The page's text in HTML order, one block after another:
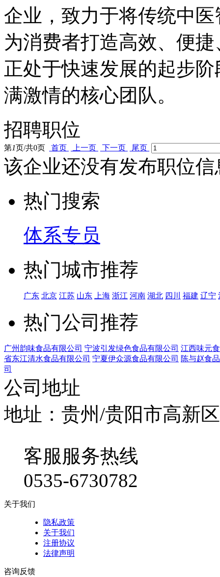
企业，致力于将传统中
为消费者打造高效、便
正处于快速发展的起步
满激情的核心团队。
招聘职位
第1页/共0页 首页 上一页 下一页 尾页
该企业还没有发布职位信
热门搜索
体系专员
热门城市推荐
广东 北京 江苏 山东 上海 浙江 河南 湖北 四川 福建 辽宁
热门公司推荐
广州韵味食品有限公司 宁波引发绿色食品有限公司 江西味元
省东江清水食品有限公司 宁夏伊众源食品有限公司 陈与赵食
司
公司地址
地址：贵州/贵阳市高新
客服服务热线
0535-6730782
关于我们
隐私政策
关于我们
注册协议
法律声明
咨询反馈